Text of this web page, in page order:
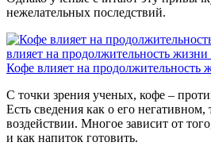
нежелательных последствий.
влияет на продолжительность жизни
Кофе влияет на продолжительность
С точки зрения ученых, кофе –
Есть сведения как о его
воздействии. Многое зависит от
и как напиток готовить.